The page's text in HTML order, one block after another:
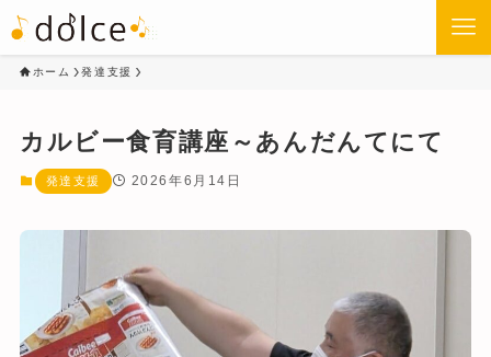
ホーム 発達支援
カルビー食育講座～あんだんてにて
発達支援 2026年6月14日